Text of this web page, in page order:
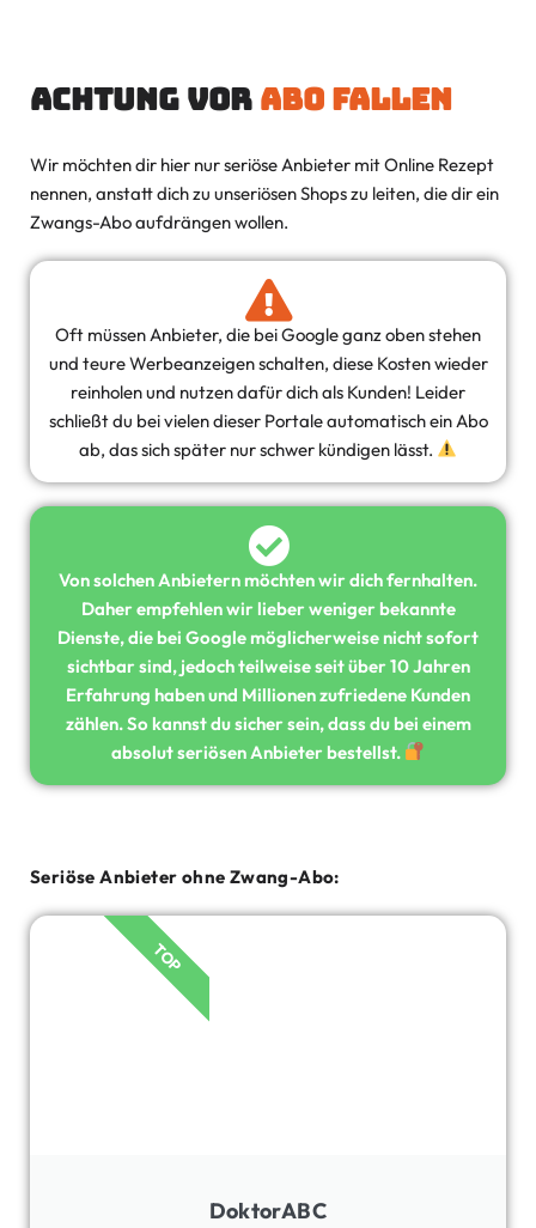
Achtung vor Abo Fallen
Wir möchten dir hier nur seriöse Anbieter mit Online Rezept
nennen, anstatt dich zu unseriösen Shops zu leiten, die dir ein
Zwangs-Abo aufdrängen wollen.
Oft müssen Anbieter, die bei Google ganz oben stehen
und teure Werbeanzeigen schalten, diese Kosten wieder
reinholen und nutzen dafür dich als Kunden! Leider
schließt du bei vielen dieser Portale automatisch ein Abo
ab, das sich später nur schwer kündigen lässt.
Von solchen Anbietern möchten wir dich fernhalten.
Daher empfehlen wir lieber weniger bekannte
Dienste, die bei Google möglicherweise nicht sofort
sichtbar sind, jedoch teilweise seit über 10 Jahren
Erfahrung haben und Millionen zufriedene Kunden
zählen. So kannst du sicher sein, dass du bei einem
absolut seriösen Anbieter bestellst.
Seriöse Anbieter ohne Zwang-Abo:
DoktorABC
TOP